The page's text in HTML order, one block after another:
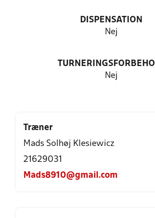
DISPENSATION
Nej
Nej
Træner
Mads Solhøj Klesiewicz
21629031
Mads8910@gmail.com